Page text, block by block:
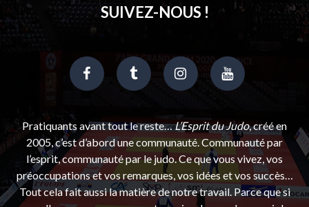
SUIVEZ-NOUS !
Pratiquants avant tout le reste…L’Esprit du Judo, créé en
2005, c’est d’abord une communauté. Communauté par
l’esprit, communauté par le judo. Ce que vous vivez, vos
préoccupations et vos remarques, vos idées et vos succès…
Tout cela fait aussi la matière de notre travail. Parce que si